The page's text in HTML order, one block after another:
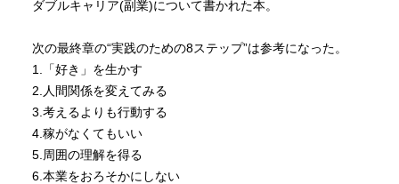
ダブルキャリア(副業)について書かれた本。
次の最終章の“実践のための8ステップ”は参考になった。
1.「好き」を生かす
2.人間関係を変えてみる
3.考えるよりも行動する
4.稼がなくてもいい
5.周囲の理解を得る
6.本業をおろそかにしない